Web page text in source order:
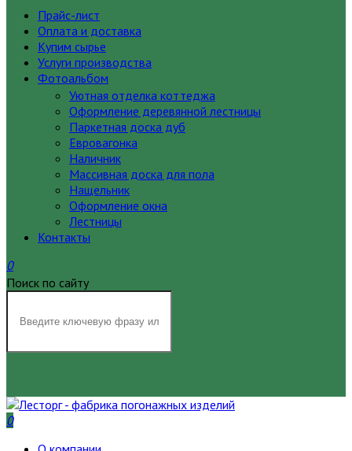
Прайс-лист
Оплата и доставка
Купим сырье
Услуги производства
Фотоальбом
Уютная отделка коттеджа
Оформление деревянной лестницы
Паркетная доска дуб
Евровагонка
Наличник
Массивная доска для пола
Нащельник
Оформление окна
Лестницы
Контакты
0
Поиск по сайту
0